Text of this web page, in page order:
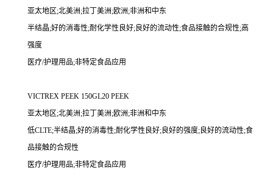
亚太地区;北美洲;拉丁美洲;欧洲;非洲和中东
半结晶;好的消毒性;耐化学性良好;良好的流动性;食品接触的合规性;高
强度
医疗/护理用品;非特定食品应用
VICTREX PEEK 150GL20 PEEK
亚太地区;北美洲;拉丁美洲;欧洲;非洲和中东
低CLTE;半结晶;好的消毒性;耐化学性良好;良好的强度;良好的流动性;食
品接触的合规性
医疗/护理用品;非特定食品应用